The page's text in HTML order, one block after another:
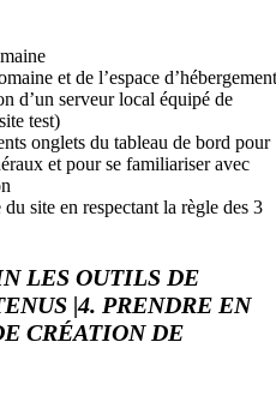
et de l’espace d’hébergement
d’un serveur local équipé de
test)
onglets du tableau de bord pour
et pour se familiariser avec
site en respectant la règle des 3
LES OUTILS DE
|4. PRENDRE EN
CRÉATION DE